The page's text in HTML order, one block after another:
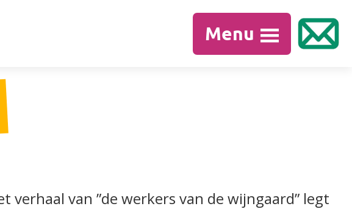
Menu
verhaal van ”de werkers van de wijngaard” legt